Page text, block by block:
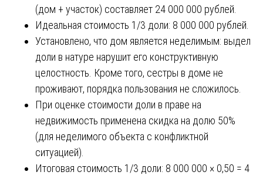
(дом + участок) составляет 24 000 000 рублей.
Идеальная стоимость 1/3 доли: 8 000 000 рублей.
Установлено, что дом является неделимым: выдел
доли в натуре нарушит его конструктивную
целостность. Кроме того, сестры в доме не
проживают, порядка пользования не сложилось.
При оценке стоимости доли в праве на
недвижимость применена скидка на долю 50%
(для неделимого объекта с конфликтной
ситуацией).
Итоговая стоимость 1/3 доли: 8 000 000 × 0,50 = 4